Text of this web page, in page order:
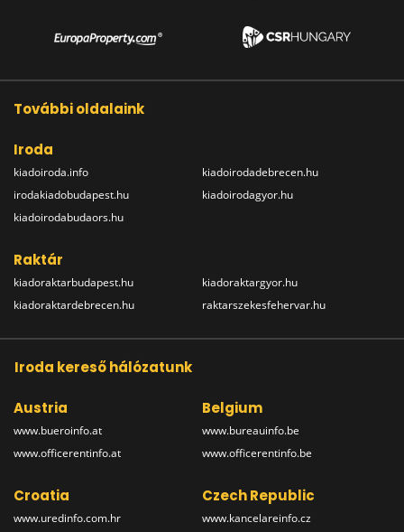
További oldalaink
Iroda
kiadoiroda.info
irodakiadobudapest.hu
kiadoirodabudaors.hu
kiadoirodadebrecen.hu
kiadoirodagyor.hu
Raktár
kiadoraktarbudapest.hu
kiadoraktardebrecen.hu
kiadoraktargyor.hu
raktarszekesfehervar.hu
Iroda kereső hálózatunk
Austria
www.bueroinfo.at
www.officerentinfo.at
Belgium
www.bureauinfo.be
www.officerentinfo.be
Croatia
www.uredinfo.com.hr
Czech Republic
www.kancelareinfo.cz